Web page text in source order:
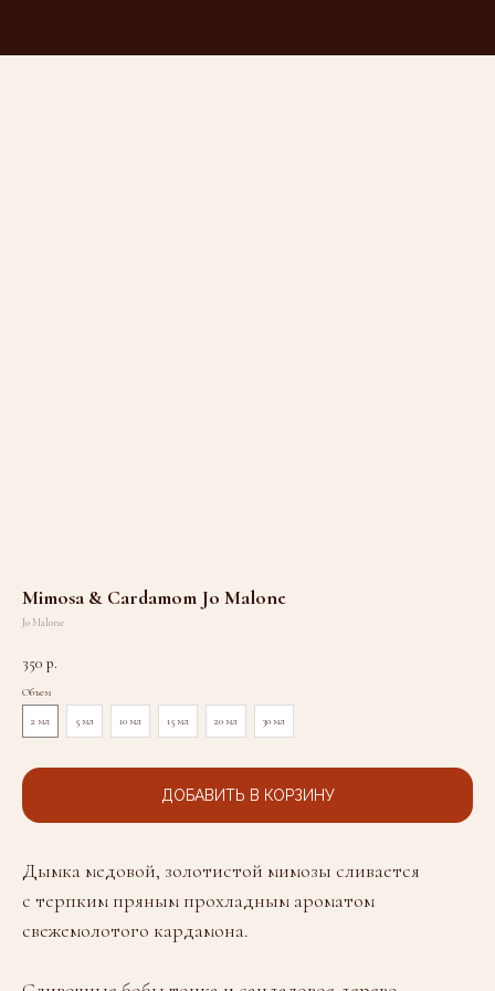
Mimosa & Cardamom Jo Malone
Jo Malone
350 р.
Объем
2 мл 5 мл 10 мл 15 мл 20 мл 30 мл
ДОБАВИТЬ В КОРЗИНУ
Дымка медовой, золотистой мимозы сливается
с терпким пряным прохладным ароматом
свежемолотого кардамона.